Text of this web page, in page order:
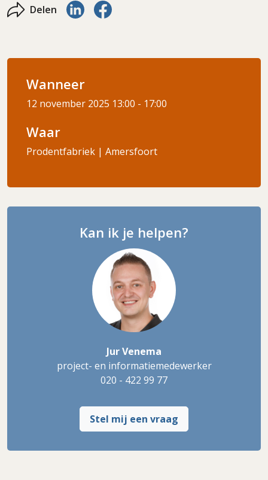
Delen Delen via LinkedIn
Delen via Facebook
Wanneer
12 november 2025 13:00 - 17:00
Waar
Prodentfabriek | Amersfoort
Kan ik je helpen?
Jur Venema
project- en informatiemedewerker
020 - 422 99 77
Stel mij een vraag